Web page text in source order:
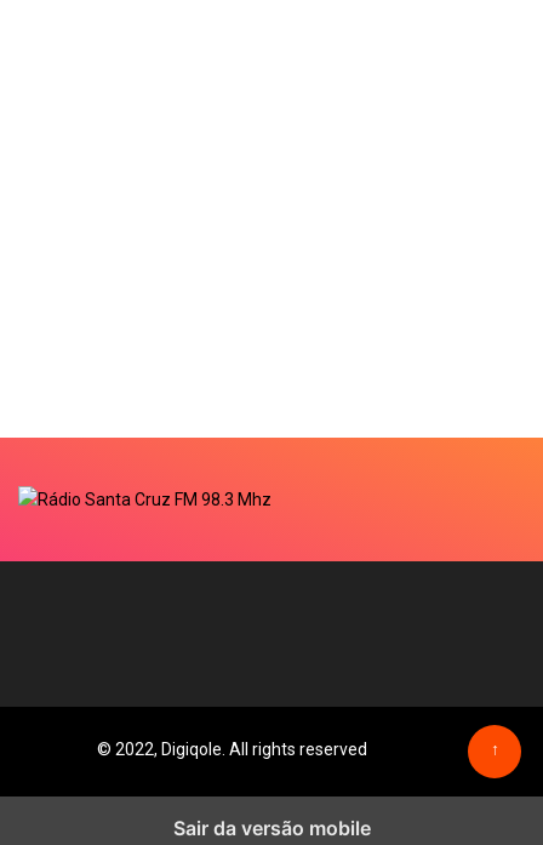
© 2022, Digiqole. All rights reserved ↑
Sair da versão mobile